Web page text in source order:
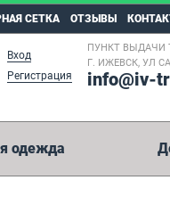
СЕТКА ОТЗЫВЫ
Вход
Регистрация
ПУНКТ ВЫДАЧИ
Г. ИЖЕВСК, УЛ
info@iv-
одежда